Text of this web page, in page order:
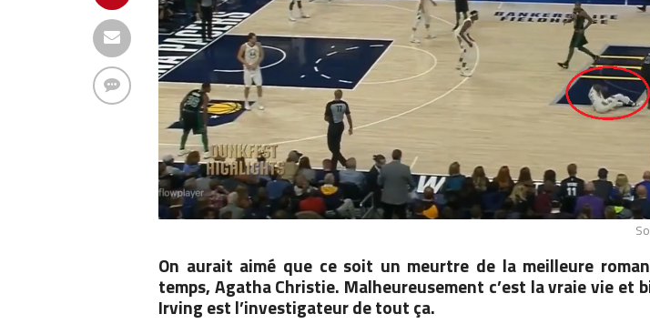
On aurait aimé que ce soit un meurtre de la meilleure
temps, Agatha Christie. Malheureusement c’est la vraie vie et
Irving est l’investigateur de tout ça.